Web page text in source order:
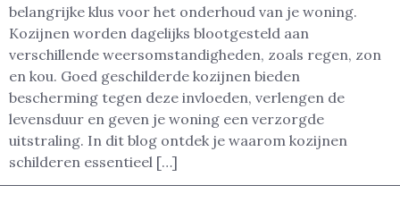
belangrijke klus voor het onderhoud van je woning.
Kozijnen worden dagelijks blootgesteld aan
verschillende weersomstandigheden, zoals regen, zon
en kou. Goed geschilderde kozijnen bieden
bescherming tegen deze invloeden, verlengen de
levensduur en geven je woning een verzorgde
uitstraling. In dit blog ontdek je waarom kozijnen
schilderen essentieel […]